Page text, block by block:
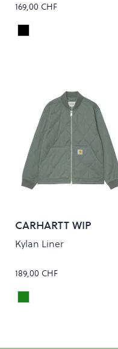
169,00 CHF
Colour
Black
CARHARTT WIP
Kylan Liner
189,00 CHF
Colour
VELVET GREEN